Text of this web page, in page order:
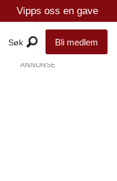
Vipps oss en gave
Bli medlem
ANNONSE